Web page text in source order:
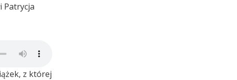
Patrycja
z której